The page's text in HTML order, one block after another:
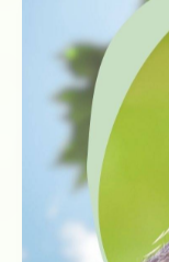
たサービスを選ぶ
例えば、個別火葬
を抑えられる場合
金体系を設けてい
を取ることで無駄
のように、訪問火
果的です。
費用を抑えたい場